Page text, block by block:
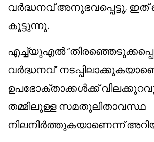
വർദ്ധനവ് അനുഭവപ്പെട്ടു, ഇത്
കൂട്ടുന്നു.
എച്ച്യു‌എൽ
വർദ്ധനവ്”
ഉപഭോക്താക്കൾക്ക്
തമ്മിലുള്ള സമതുലിതാവസ്ഥ
നിലനിർത്തുകയാണെന്ന്